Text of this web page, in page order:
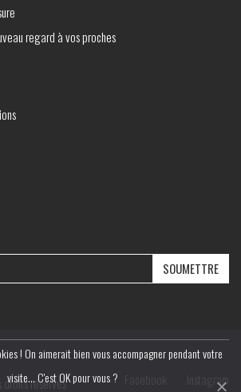
regard à vos proches
Instagram
réservés
! On aimerait bien vous accompagner pendant votre
visite... C'est OK pour vous ?